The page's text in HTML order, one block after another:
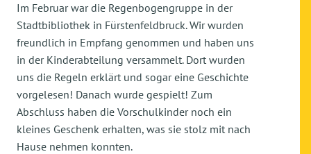
Im Februar war die Regenbogengruppe in der
Stadtbibliothek in Fürstenfeldbruck. Wir wurden
freundlich in Empfang genommen und haben uns
in der Kinderabteilung versammelt. Dort wurden
uns die Regeln erklärt und sogar eine Geschichte
vorgelesen! Danach wurde gespielt! Zum
Abschluss haben die Vorschulkinder noch ein
kleines Geschenk erhalten, was sie stolz mit nach
Hause nehmen konnten.